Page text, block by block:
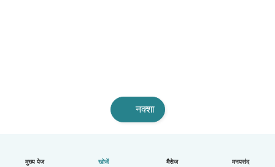
मुख्य पेज खोजें मैसेज मनपसंद
नक्शा